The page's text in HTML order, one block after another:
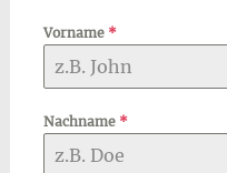
Vorname *
Nachname *